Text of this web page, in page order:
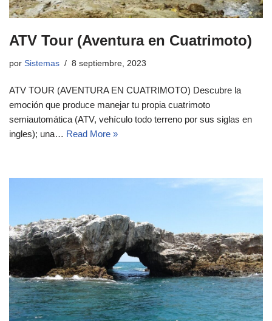
ATV Tour (Aventura en Cuatrimoto)
por Sistemas 8 septiembre, 2023
ATV TOUR (AVENTURA EN CUATRIMOTO) Descubre la
emoción que produce manejar tu propia cuatrimoto
semiautomática (ATV, vehículo todo terreno por sus siglas en
ingles); una… Read More »